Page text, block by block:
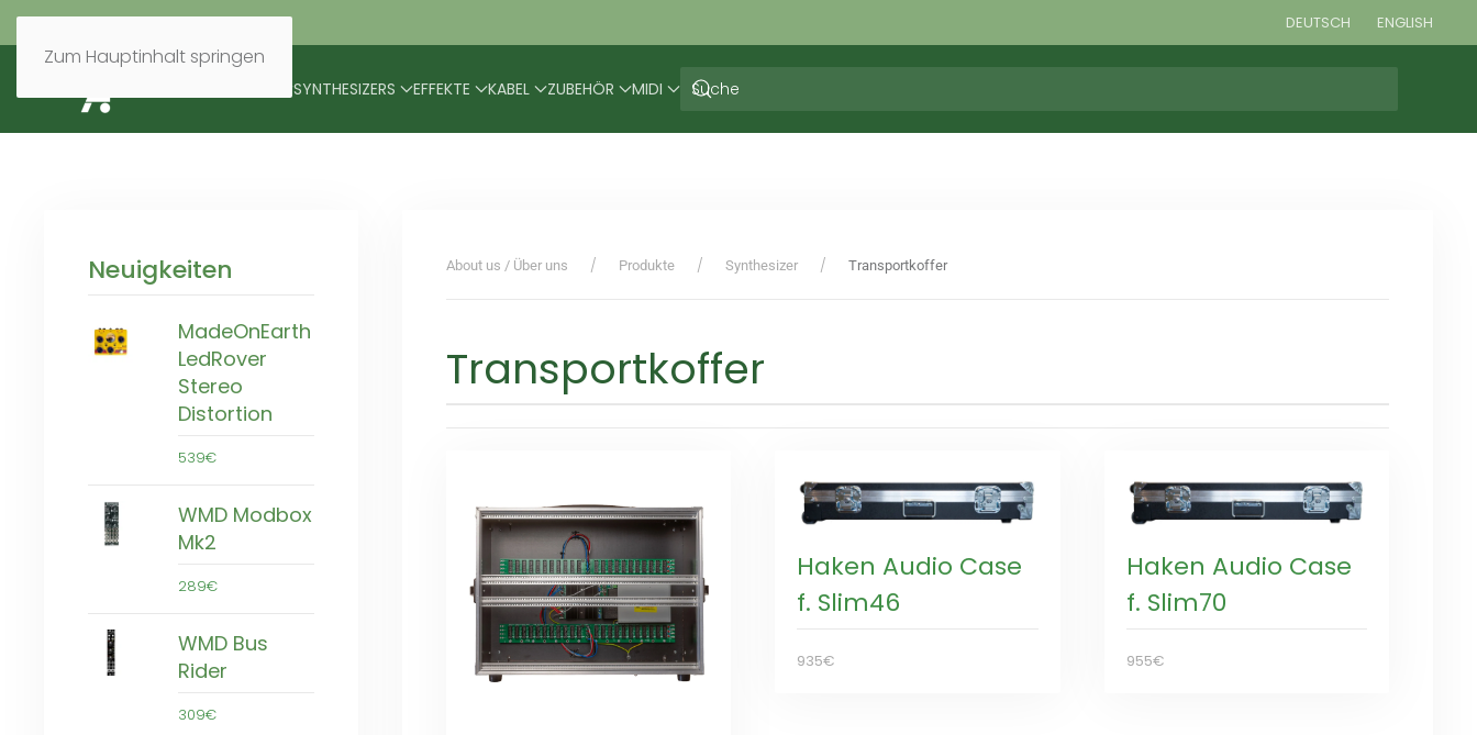
Zum Hauptinhalt springen
DEUTSCH ENGLISH
SYNTHESIZERS EFFEKTE KABEL ZUBEHÖR MIDI
Neuigkeiten
MadeOnEarth
LedRover
Stereo
Distortion
539€
WMD Modbox
Mk2
289€
WMD Bus
Rider
309€
About us / Über uns Produkte Synthesizer Transportkoffer
Transportkoffer
Haken Audio Case
f. Slim46
935€
Haken Audio Case
f. Slim70
955€